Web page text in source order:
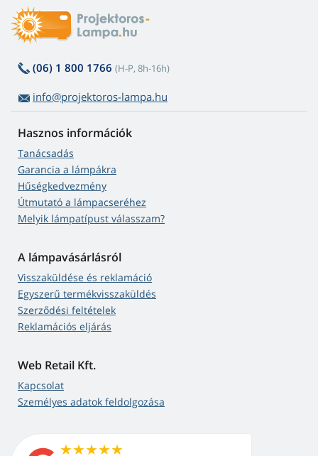
(06) 1 800 1766 (H-P, 8h-16h)
info@projektoros-lampa.hu
Hasznos információk
Tanácsadás
Garancia a lámpákra
Hűségkedvezmény
Útmutató a lámpacseréhez
Melyik lámpatípust válasszam?
A lámpavásárlásról
Visszaküldése és reklamáció
Egyszerű termékvisszaküldés
Szerződési feltételek
Reklamációs eljárás
Web Retail Kft.
Kapcsolat
Személyes adatok feldolgozása